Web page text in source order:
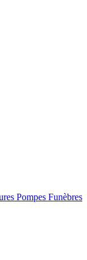
Pompes Funèbres